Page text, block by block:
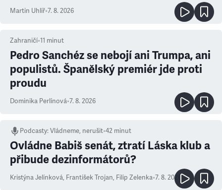
Martin Uhlíř•7. 8. 2026
Zahraničí•11 minut
Pedro Sanchéz se nebojí ani Trumpa, ani
populistů. Španělský premiér jde proti
proudu
Dominika Perlínová•7. 8. 2026
Podcasty:Vládneme, nerušit•42 minut
Ovládne Babiš senát, ztratí Láska klub a
přibude dezinformátorů?
Kristýna Jelínková, František Trojan, Filip Zelenka•7. 8. 2026